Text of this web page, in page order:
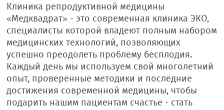
Клиника репродуктивной медицины
«Медквадрат» - это современная клиника ЭКО,
специалисты которой владеют полным набором
медицинских технологий, позволяющих
успешно преодолеть проблему бесплодия.
Каждый день мы используем свой многолетний
опыт, проверенные методики и последние
достижения современной медицины, чтобы
подарить нашим пациентам счастье - стать